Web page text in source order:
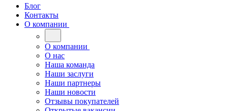
Блог
Контакты
О компании
О компании
О нас
Наша команда
Наши заслуги
Наши партнеры
Наши новости
Отзывы покупателей